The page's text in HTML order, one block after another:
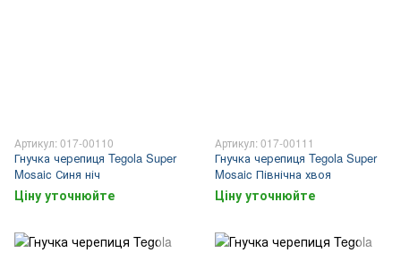
Артикул: 017-00110
Гнучка черепиця Tegola Super
Mosaic Синя ніч
Ціну уточнюйте
Артикул: 017-00111
Гнучка черепиця Tegola Super
Mosaic Північна хвоя
Ціну уточнюйте